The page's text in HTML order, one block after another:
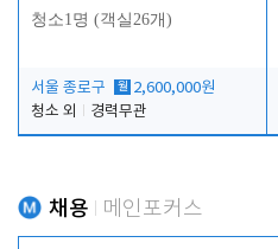
청소1명 (객실26개)
서울 종로구 월 2,600,000원
청소 외
경력무관
채용 메인포커스